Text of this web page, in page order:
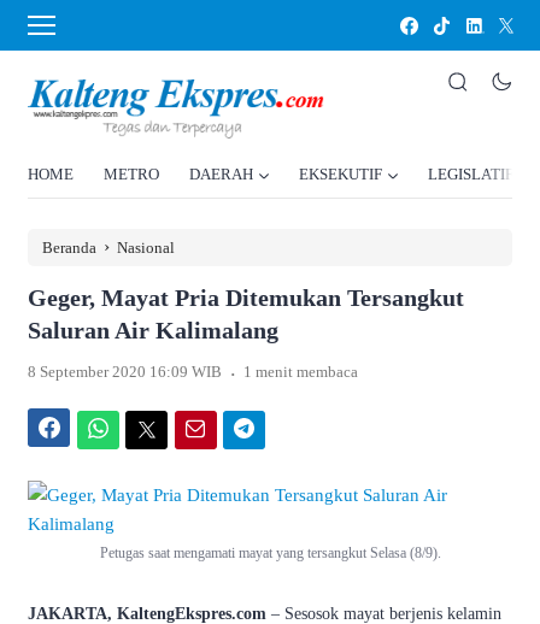
HOME METRO DAERAH EKSEKUTIF LEGISLATIF
Beranda › Nasional
Geger, Mayat Pria Ditemukan Tersangkut
Saluran Air Kalimalang
8 September 2020 16:09 WIB . 1 menit membaca
Petugas saat mengamati mayat yang tersangkut Selasa (8/9).
JAKARTA, KaltengEkspres.com – Sesosok mayat berjenis kelamin